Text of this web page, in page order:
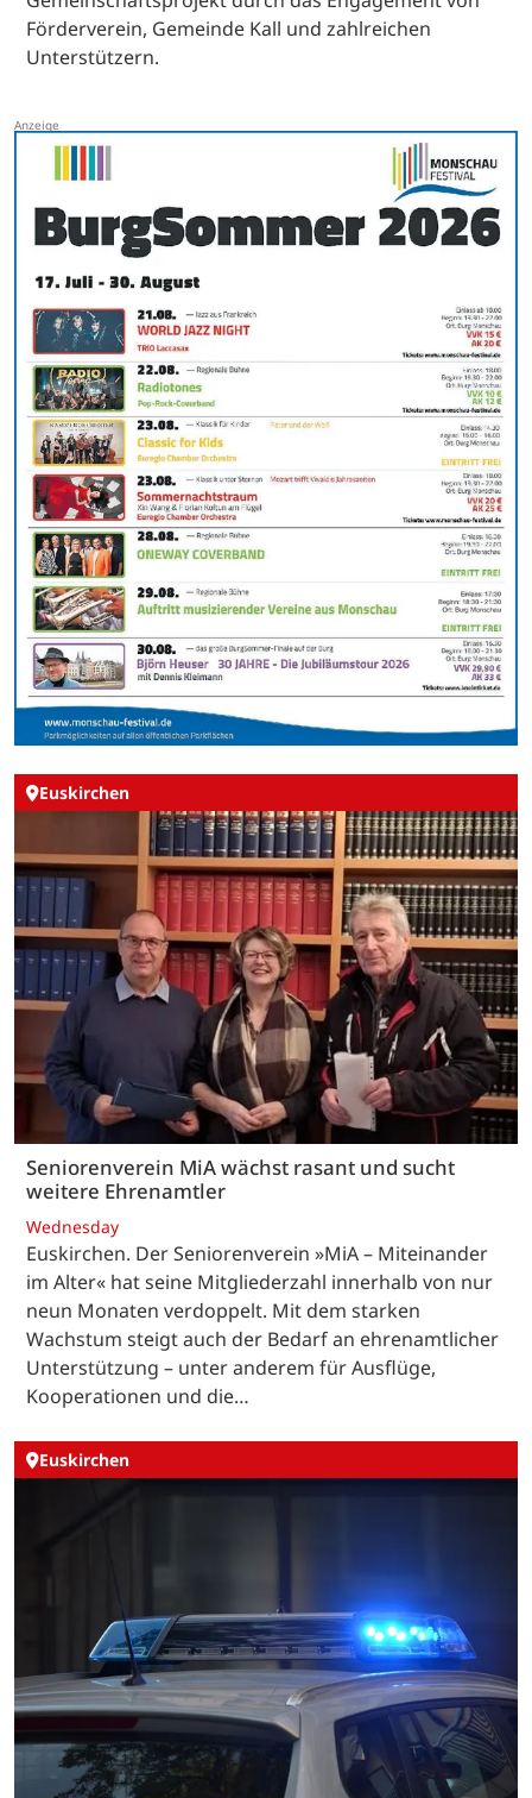
Förderverein, Gemeinde Kall und zahlreichen
Unterstützern.
Euskirchen
Seniorenverein MiA wächst rasant und sucht
weitere Ehrenamtler
Wednesday
Euskirchen. Der Seniorenverein »MiA – Miteinander
im Alter« hat seine Mitgliederzahl innerhalb von nur
neun Monaten verdoppelt. Mit dem starken
Wachstum steigt auch der Bedarf an ehrenamtlicher
Unterstützung – unter anderem für Ausflüge,
Kooperationen und die…
Euskirchen